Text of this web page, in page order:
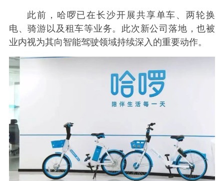
此前，哈啰已在长沙开展共享单车、两轮换
电、骑游以及租车等业务。此次新公司落地，也被
业内视为其向智能驾驶领域持续深入的重要动作。